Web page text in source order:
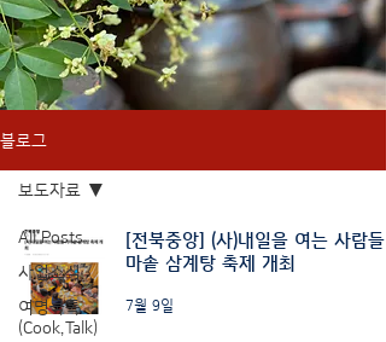
블로그
All Posts
사업소식
여명쿡톡
(Cook,Talk)
보도자료
[전북중앙] (사)내일을 여는 사람들
마솥 삼계탕 축제 개최
7월 9일